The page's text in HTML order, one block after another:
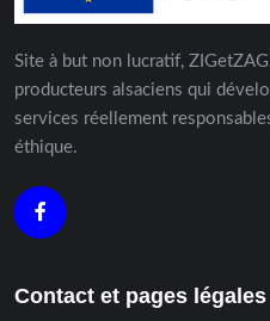
Site à but non lucratif,
producteurs alsaciens qui
services réellement
éthique.
Contact et pages légales